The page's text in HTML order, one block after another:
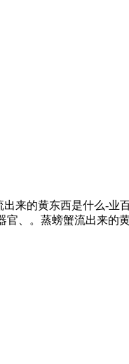
出来的黄东西是什么-业
、。蒸螃蟹流出来的